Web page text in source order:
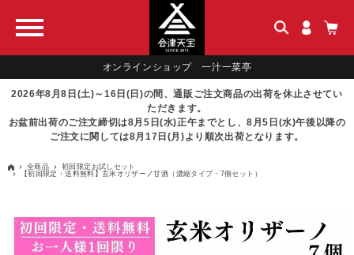
オンラインショップ 一汁一菜亭
2026年8月8日(土)～16日(日)の間、通販ご注文商品の出荷を休止させてい
ただきます。
お盆前出荷のご注文締切は8月5日(水)正午までとし、8月5日(水)午後以降の
ご注文に関しては8月17日(月)より順次出荷となります。
全商品
初回限定お試しセット
【初回限定・送料無料】玄米オリザーノ甘酒（濃縮タイプ・7個セット）